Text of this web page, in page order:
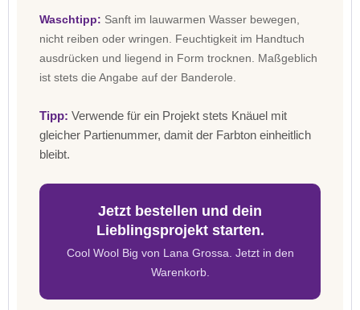
Waschtipp: Sanft im lauwarmen Wasser bewegen,
nicht reiben oder wringen. Feuchtigkeit im Handtuch
ausdrücken und liegend in Form trocknen. Maßgeblich
ist stets die Angabe auf der Banderole.
Tipp: Verwende für ein Projekt stets Knäuel mit
gleicher Partienummer, damit der Farbton einheitlich
bleibt.
Jetzt bestellen und dein
Lieblingsprojekt starten.
Cool Wool Big von Lana Grossa. Jetzt in den
Warenkorb.